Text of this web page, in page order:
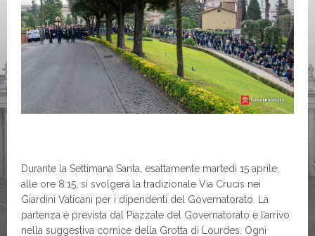
Durante la Settimana Santa, esattamente martedì 15 aprile,
alle ore 8.15, si svolgerà la tradizionale Via Crucis nei
Giardini Vaticani per i dipendenti del Governatorato. La
partenza è prevista dal Piazzale del Governatorato e l’arrivo
nella suggestiva cornice della Grotta di Lourdes. Ogni